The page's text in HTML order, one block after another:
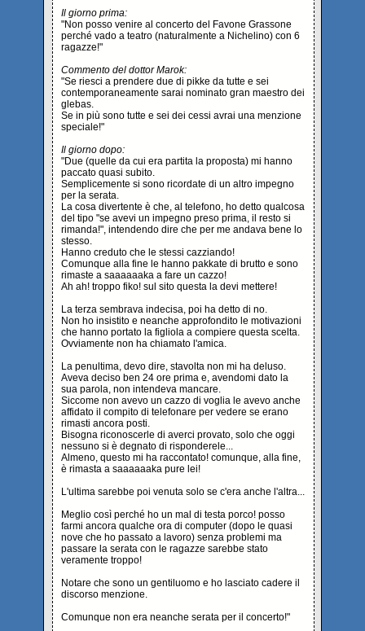
Il giorno prima:
"Non posso venire al concerto del Favone Grassone
perché vado a teatro (naturalmente a Nichelino) con 6
ragazze!"
Commento del dottor Marok:
"Se riesci a prendere due di pikke da tutte e sei
contemporaneamente sarai nominato gran maestro dei
glebas.
Se in più sono tutte e sei dei cessi avrai una menzione
speciale!"
Il giorno dopo:
"Due (quelle da cui era partita la proposta) mi hanno
paccato quasi subito.
Semplicemente si sono ricordate di un altro impegno
per la serata.
La cosa divertente è che, al telefono, ho detto qualcosa
del tipo "se avevi un impegno preso prima, il resto si
rimanda!", intendendo dire che per me andava bene lo
stesso.
Hanno creduto che le stessi cazziando!
Comunque alla fine le hanno pakkate di brutto e sono
rimaste a saaaaaaka a fare un cazzo!
Ah ah! troppo fiko! sul sito questa la devi mettere!
La terza sembrava indecisa, poi ha detto di no.
Non ho insistito e neanche approfondito le motivazioni
che hanno portato la figliola a compiere questa scelta.
Ovviamente non ha chiamato l'amica.
La penultima, devo dire, stavolta non mi ha deluso.
Aveva deciso ben 24 ore prima e, avendomi dato la
sua parola, non intendeva mancare.
Siccome non avevo un cazzo di voglia le avevo anche
affidato il compito di telefonare per vedere se erano
rimasti ancora posti.
Bisogna riconoscerle di averci provato, solo che oggi
nessuno si è degnato di risponderele...
Almeno, questo mi ha raccontato! comunque, alla fine,
è rimasta a saaaaaaka pure lei!
L'ultima sarebbe poi venuta solo se c'era anche l'altra...
Meglio così perché ho un mal di testa porco! posso
farmi ancora qualche ora di computer (dopo le quasi
nove che ho passato a lavoro) senza problemi ma
passare la serata con le ragazze sarebbe stato
veramente troppo!
Notare che sono un gentiluomo e ho lasciato cadere il
discorso menzione.
Comunque non era neanche serata per il concerto!"